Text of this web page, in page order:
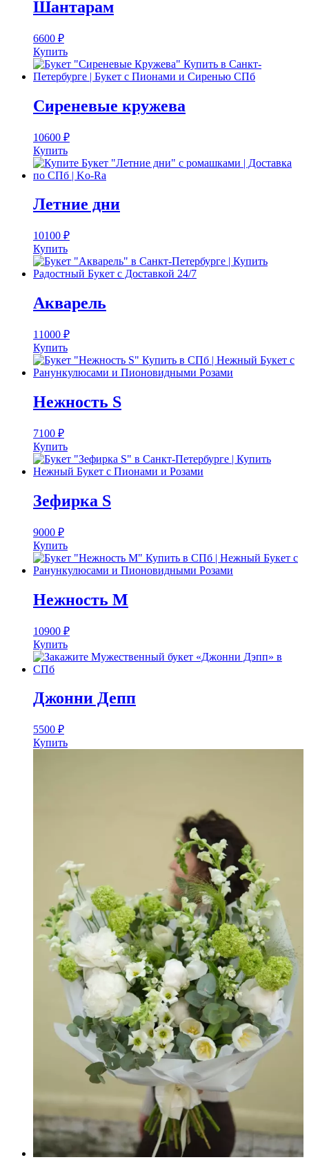
Шантарам
6600 ₽
Купить
Сиреневые кружева
10600 ₽
Купить
Летние дни
10100 ₽
Купить
Акварель
11000 ₽
Купить
Нежность S
7100 ₽
Купить
Зефирка S
9000 ₽
Купить
Нежность М
10900 ₽
Купить
Джонни Депп
5500 ₽
Купить